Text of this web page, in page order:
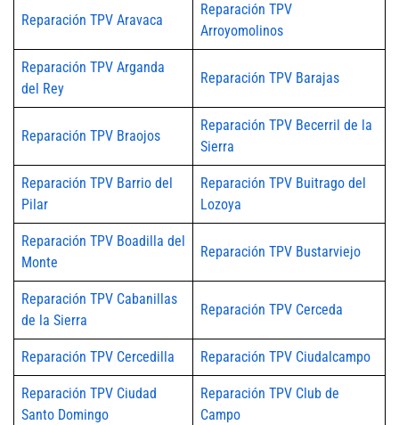
Reparación TPV Aravaca
Reparación TPV
Arroyomolinos
Reparación TPV Arganda
del Rey
Reparación TPV Barajas
Reparación TPV Braojos
Reparación TPV Becerril de la
Sierra
Reparación TPV Barrio del
Pilar
Reparación TPV Buitrago del
Lozoya
Reparación TPV Boadilla del
Monte
Reparación TPV Bustarviejo
Reparación TPV Cabanillas
de la Sierra
Reparación TPV Cerceda
Reparación TPV Cercedilla Reparación TPV Ciudalcampo
Reparación TPV Ciudad
Santo Domingo
Reparación TPV Club de
Campo